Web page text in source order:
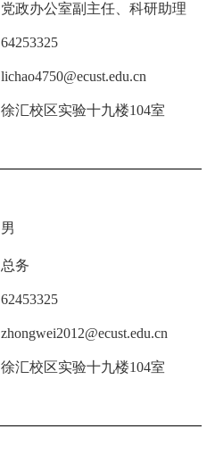
党政办公室副 主任、 科研助理
64253325
lichao4750@ecust.edu.cn
徐汇校区实验十九楼104室
男
总务
62453325
zhongwei2012@ecust.edu.cn
徐汇校区实验十九楼104室